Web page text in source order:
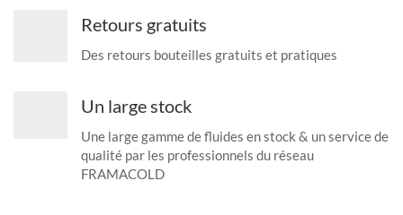
Retours gratuits
Des retours bouteilles gratuits et pratiques
Un large stock
Une large gamme de fluides en stock & un service de
qualité par les professionnels du réseau
FRAMACOLD